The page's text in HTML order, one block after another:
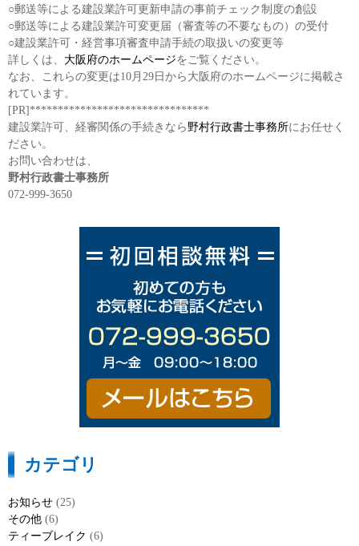
○郵送等による建設業許可更新申請の事前チェック制度の創設
○郵送等による建設業許可変更届（審査等の不要なもの）の受付
○建設業許可・経営事項審査申請手続の取扱いの変更等
詳しくは、 大阪府のホームページをご覧ください。
なお、これらの変更は10月29日から大阪府のホームページに掲載さ
れています。
[PR]********************************
建設業許可、経審関係の手続きなら野村行政書士事務所にお任せく
ださい。
お問い合わせは、
野村行政書士事務所
072-999-3650
カテゴリ
お知らせ (25)
その他 (6)
ティーブレイク (6)